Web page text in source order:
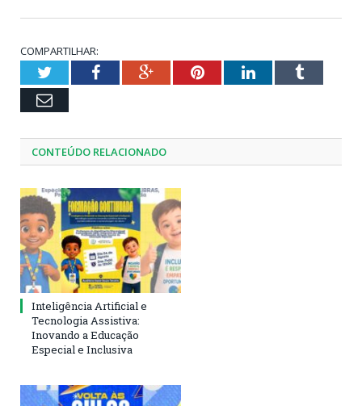
COMPARTILHAR:
TwitterFacebookGoogle+PinterestLinkedInTumblr
Email
CONTEÚDO RELACIONADO
Inteligência Artificial e
Tecnologia Assistiva:
Inovando a Educação
Especial e Inclusiva